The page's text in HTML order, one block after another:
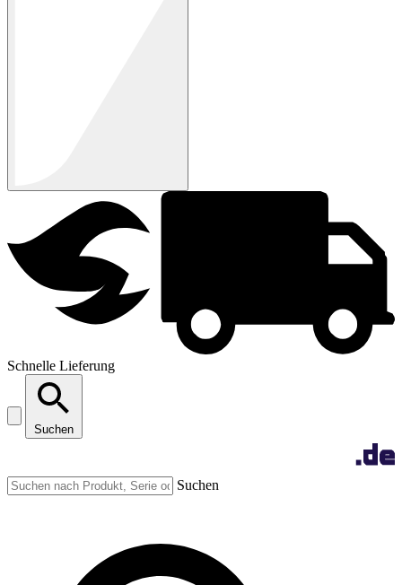
Schnelle Lieferung
Suchen
Suchen